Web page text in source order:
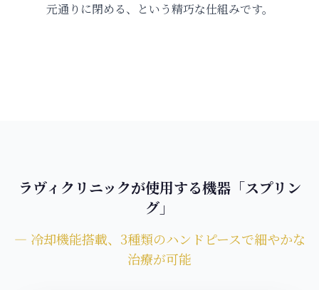
元通りに閉める、という精巧な仕組みです。
ラヴィクリニックが使用する機器「スプリン
グ」
― 冷却機能搭載、3種類のハンドピースで細やかな
治療が可能